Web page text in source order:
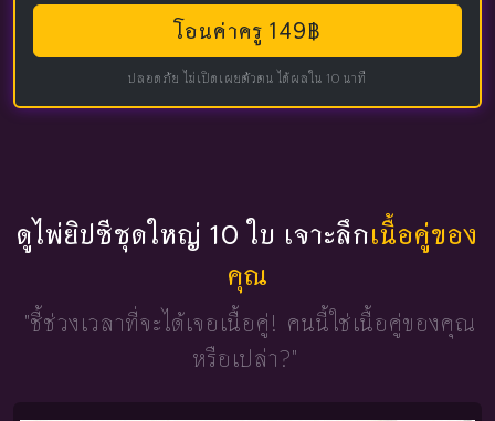
โอนค่าครู 149฿
ปลอดภัย ไม่เปิดเผยตัวตน ได้ผลใน 10 นาที
ดูไพ่ยิปซีชุดใหญ่ 10 ใบ เจาะลึกเนื้อคู่ของ
คุณ
"ชี้ช่วงเวลาที่จะได้เจอเนื้อคู่! คนนี้ใช่เนื้อคู่ของคุณ
หรือเปล่า?"